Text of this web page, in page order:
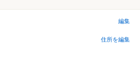
編集
住所を編集